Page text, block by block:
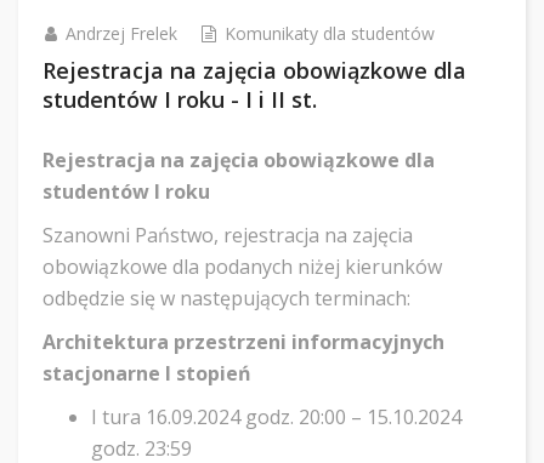
Andrzej Frelek Komunikaty dla studentów
Rejestracja na zajęcia obowiązkowe dla
studentów I roku - I i II st.
Rejestracja na zajęcia obowiązkowe dla
studentów I roku
Szanowni Państwo, rejestracja na zajęcia
obowiązkowe dla podanych niżej kierunków
odbędzie się w następujących terminach:
Architektura przestrzeni informacyjnych
stacjonarne I stopień
I tura 16.09.2024 godz. 20:00 – 15.10.2024
godz. 23:59